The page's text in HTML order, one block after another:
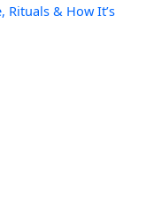
Rituals & How It’s